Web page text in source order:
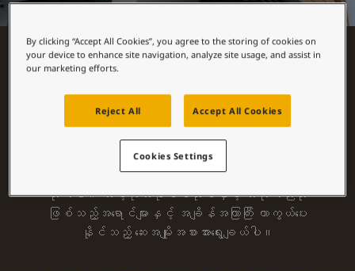
နည်းပညာဆိုင်ရာအချက်အလက်များ
Soulful Spaces - Jotun မှ နောက်ဆုံးထွက်ရှိထားသော အရောင်ချပ်အသစ်
အိမ်အပြင်ပိုင်းအရောင်
ချပ်များ
COLOUR DESIGN BY JOTUN
သင့်အိမ်အပြင်ပိုင်းနေရာများ၊ နံရံများအတွက်
Jotun ၏ နောက်ဆုံးထွက်ထားသည့် အရောင်ချပ်အားကြည့်
လိုက်ပါ။ သင့်ကိုယ်ပိုင်စတိုင်နှင့် အကိုက်ညီဆုံး
ဖြစ်သည့်အရောင်များနှင့် အချိန်အကြာကြီး ကာကွယ်ပေး
နိုင်သည့် ဆေးအမျိုးအစားအားရွေးချယ်ပါ။
By clicking “Accept All Cookies”, you agree to the storing of cookies on
your device to enhance site navigation, analyze site usage, and assist in
our marketing efforts.
Reject All Accept All Cookies
Cookies Settings